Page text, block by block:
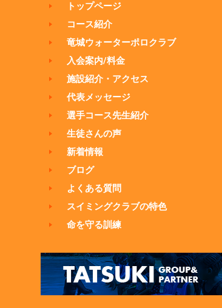
トップページ
コース紹介
竜城ウォーターポロクラブ
入会案内/料金
施設紹介・アクセス
代表メッセージ
選手コース先生紹介
生徒さんの声
新着情報
ブログ
よくある質問
スイミングクラブの特色
命を守る訓練